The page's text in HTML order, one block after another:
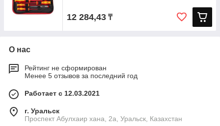
12 284,43 ₸
О нас
Рейтинг не сформирован
Менее 5 отзывов за последний год
Работает с 12.03.2021
г. Уральск
Проспект Абулхаир хана, 2а, Уральск, Казахстан